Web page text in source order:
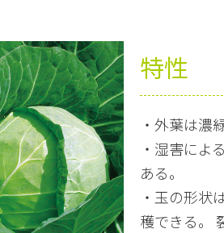
特性
・外葉は濃
・湿害によ
ある。
・玉の形状
穫できる。